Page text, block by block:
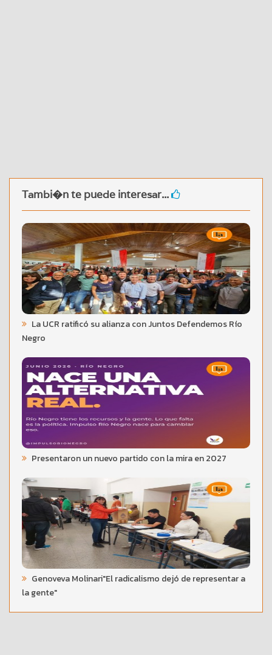
Tambi�n te puede interesar...
La UCR ratificó su alianza con Juntos Defendemos Río
Negro
Presentaron un nuevo partido con la mira en 2027
Genoveva Molinari"El radicalismo dejó de representar a
la gente"